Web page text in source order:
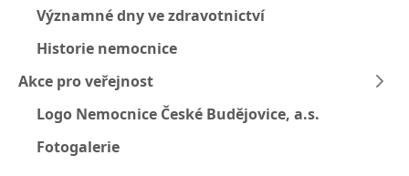
Významné dny ve zdravotnictví
Historie nemocnice
Akce pro veřejnost
Logo Nemocnice České Budějovice, a.s.
Fotogalerie